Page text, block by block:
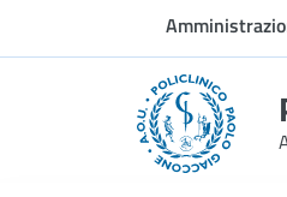
Skip to Main Content
trasparente